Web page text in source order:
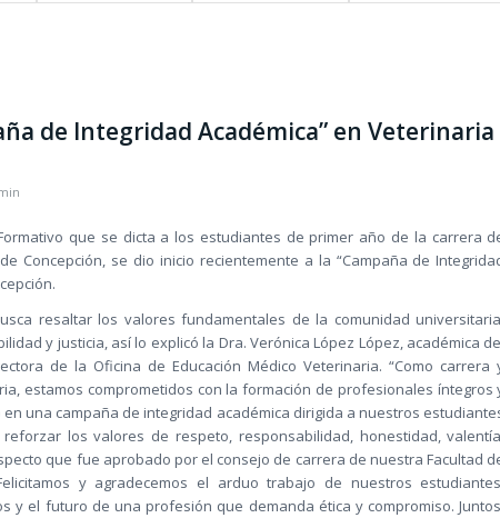
de Integridad Académica” en Veterinaria
que se dicta a los estudiantes de primer año de la carrera
Concepción, se dio inicio recientemente a la “Campaña de
resaltar los valores fundamentales de la comunidad
y justicia, así lo explicó la Dra. Verónica López López, académica
de la Oficina de Educación Médico Veterinaria. “Como carrera
estamos comprometidos con la formación de profesionales íntegros
una campaña de integridad académica dirigida a nuestros
los valores de respeto, responsabilidad, honestidad,
que fue aprobado por el consejo de carrera de nuestra Facultad
y agradecemos el arduo trabajo de nuestros
y el futuro de una profesión que demanda ética y compromiso.